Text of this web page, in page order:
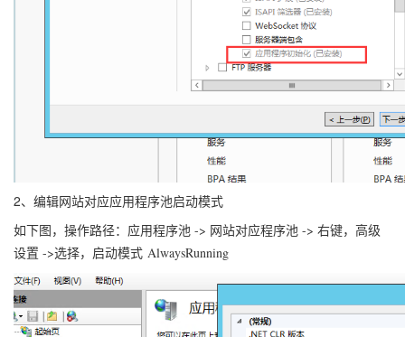
2、编辑网站对应应用程序池启动模式
如下图，操作路径：应用程序池 -> 网站对应程序池 -> 右键，高级
设置 ->选择，启动模式 AlwaysRunning